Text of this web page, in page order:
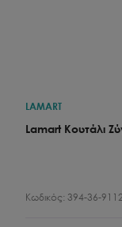
LAMART
Lamart Κουτάλι
Κωδικός: 394-36-9112